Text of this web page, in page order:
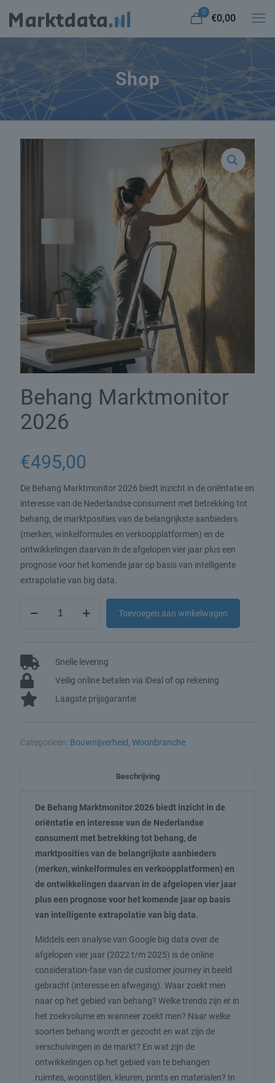
0
€0,00
Shop
Behang Marktmonitor
2026
€495,00
De Behang Marktmonitor 2026 biedt inzicht in de oriëntatie en
interesse van de Nederlandse consument met betrekking tot
behang, de marktposities van de belangrijkste aanbieders
(merken, winkelformules en verkoopplatformen) en de
ontwikkelingen daarvan in de afgelopen vier jaar plus een
prognose voor het komende jaar op basis van intelligente
extrapolatie van big data.
Marktmonitor
Toevoegen aan winkelwagen
Snelle levering
Veilig online betalen via iDeal of op rekening
Laagste prijsgarantie
Categorieën: Bouwnijverheid Woonbranche
Beschrijving
De Behang Marktmonitor 2026 biedt inzicht in de
oriëntatie en interesse van de Nederlandse
consument met betrekking tot behang, de
marktposities van de belangrijkste aanbieders
(merken, winkelformules en verkoopplatformen) en
de ontwikkelingen daarvan in de afgelopen vier jaar
plus een prognose voor het komende jaar op basis
van intelligente extrapolatie van big data.
Middels een analyse van Google big data over de
afgelopen vier jaar (2022 t/m 2025) is de online
consideration-fase van de customer journey in beeld
gebracht (interesse en afweging). Waar zoekt men
naar op het gebied van behang? Welke trends zijn er in
het zoekvolume en wanneer zoekt men? Naar welke
soorten behang wordt er gezocht en wat zijn de
verschuivingen in de markt? En wat zijn de
ontwikkelingen op het gebied van te behangen
ruimtes, woonstijlen, kleuren, prints en materialen? In